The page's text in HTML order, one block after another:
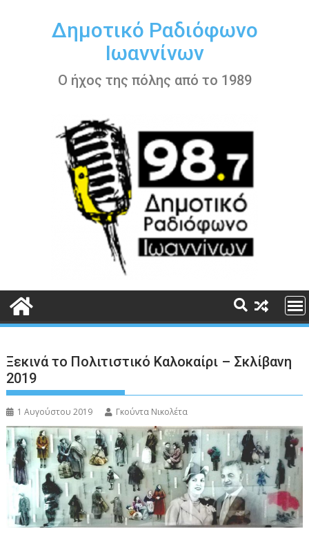
περιεχόμενοΔημοτικό Ραδιόφωνο
Ιωαννίνων
Ο ήχος της πόλης από το 1989
Ξεκινά το Πολιτιστικό Καλοκαίρι – Σκλίβανη
2019
1 Αυγούστου 2019 Γκούντα Νικολέτα